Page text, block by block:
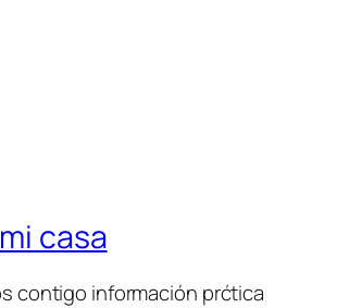
casa
contigo información prćtica